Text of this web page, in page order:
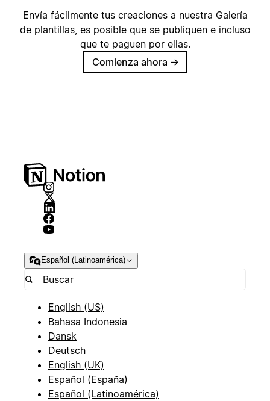
Envía fácilmente tus creaciones a nuestra Galería
de plantillas, es posible que se publiquen e incluso
que te paguen por ellas.
Comienza ahora →
Español (Latinoamérica)
English (US)
Bahasa Indonesia
Dansk
Deutsch
English (UK)
Español (España)
Español (Latinoamérica)